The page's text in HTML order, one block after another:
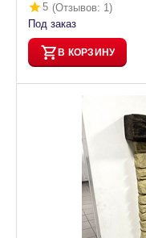
5 (Отзывов: 1)
Под заказ
В КОРЗИНУ